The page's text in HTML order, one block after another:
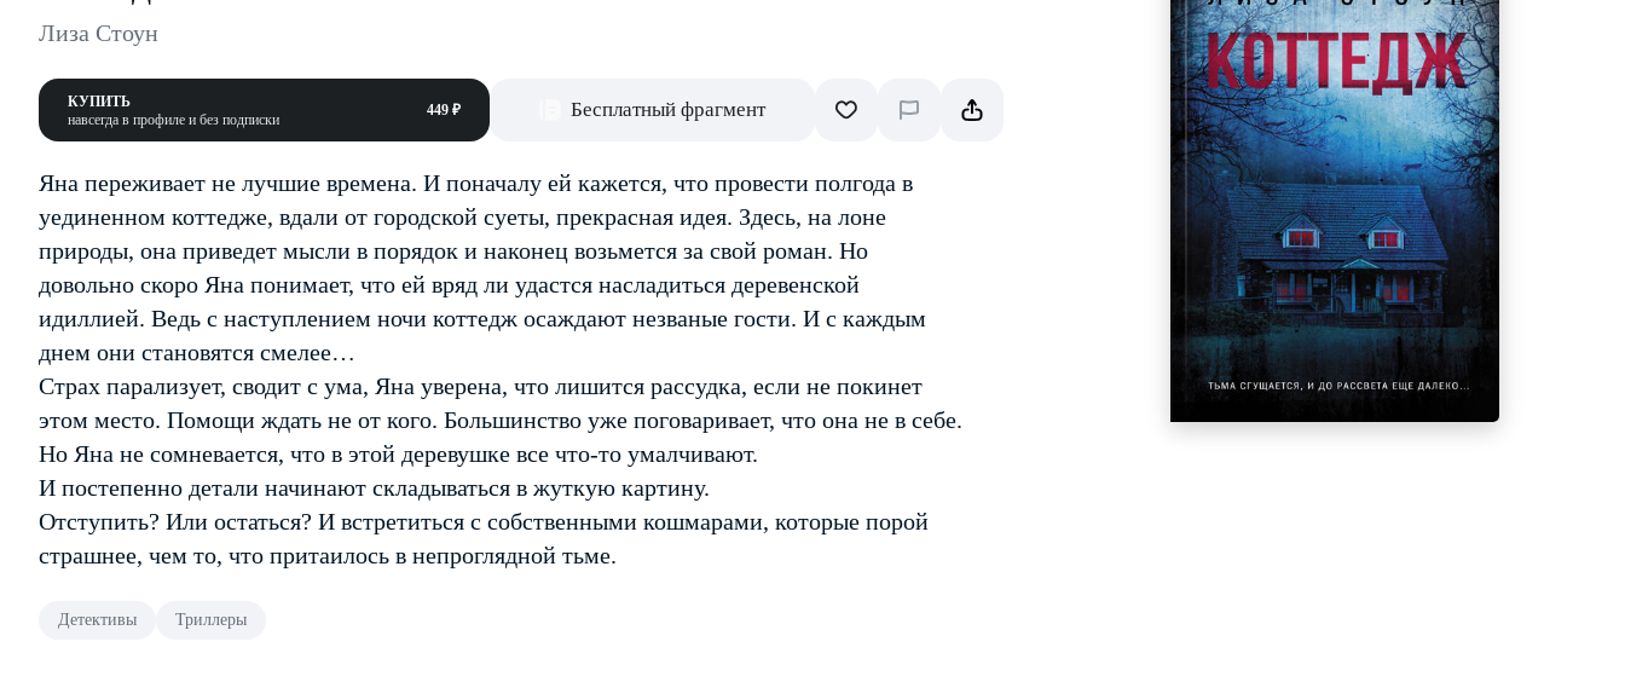
Лиза Стоун
КУПИТЬ
навсегда в профиле и без подписки
449 ₽ Бесплатный фрагмент
Яна переживает не лучшие времена. И поначалу ей кажется, что провести полгода в
уединенном коттедже, вдали от городской суеты, прекрасная идея. Здесь, на лоне
природы, она приведет мысли в порядок и наконец возьмется за свой роман. Но
довольно скоро Яна понимает, что ей вряд ли удастся насладиться деревенской
идиллией. Ведь с наступлением ночи коттедж осаждают незваные гости. И с каждым
днем они становятся смелее…
Страх парализует, сводит с ума, Яна уверена, что лишится рассудка, если не покинет
этом место. Помощи ждать не от кого. Большинство уже поговаривает, что она не в себе.
Но Яна не сомневается, что в этой деревушке все что-то умалчивают.
И постепенно детали начинают складываться в жуткую картину.
Отступить? Или остаться? И встретиться с собственными кошмарами, которые порой
страшнее, чем то, что притаилось в непроглядной тьме.
Детективы Триллеры